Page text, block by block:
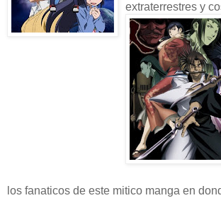
extraterrestres y
los fanaticos de este mitico manga en